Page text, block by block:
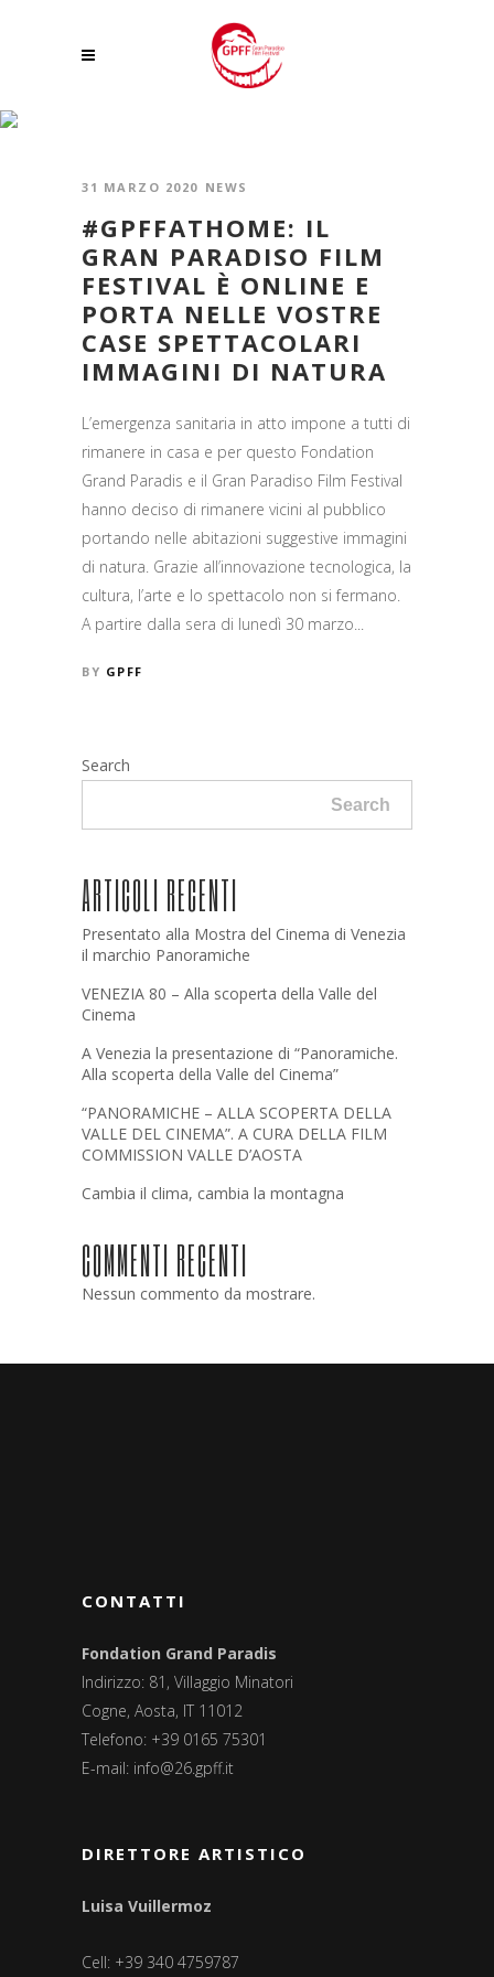
31 MARZO 2020 NEWS
#GPFFATHOME: IL
GRAN PARADISO FILM
FESTIVAL È ONLINE E
PORTA NELLE VOSTRE
CASE SPETTACOLARI
IMMAGINI DI NATURA
L’emergenza sanitaria in atto impone a tutti di
rimanere in casa e per questo Fondation
Grand Paradis e il Gran Paradiso Film Festival
hanno deciso di rimanere vicini al pubblico
portando nelle abitazioni suggestive immagini
di natura. Grazie all’innovazione tecnologica, la
cultura, l’arte e lo spettacolo non si fermano.
A partire dalla sera di lunedì 30 marzo...
BY GPFF
Search
Search
ARTICOLI RECENTI
Presentato alla Mostra del Cinema di Venezia
il marchio Panoramiche
VENEZIA 80 – Alla scoperta della Valle del
Cinema
A Venezia la presentazione di “Panoramiche.
Alla scoperta della Valle del Cinema”
“PANORAMICHE – ALLA SCOPERTA DELLA
VALLE DEL CINEMA”. A CURA DELLA FILM
COMMISSION VALLE D’AOSTA
Cambia il clima, cambia la montagna
COMMENTI RECENTI
Nessun commento da mostrare.
CONTATTI
Fondation Grand Paradis
Indirizzo: 81, Villaggio Minatori
Cogne, Aosta, IT 11012
Telefono: +39 0165 75301
E-mail: info@26.gpff.it
DIRETTORE ARTISTICO
Luisa Vuillermoz
Cell: +39 340 4759787